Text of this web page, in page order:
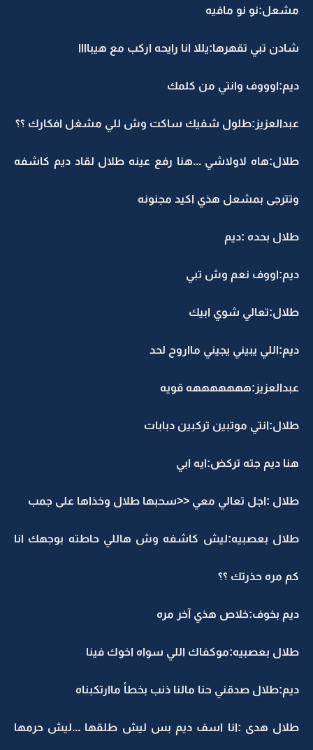
مشعل:نو نو مافيه
شادن تبي تقهرها:يللا انا رايحه اركب مع هيباااا
ديم:اوووف وانتي من كلمك
عبدالعزيز:طلول شفيك ساكت وش للي مشغل افكارك ؟؟
طلال:هاه لاولاشي ...هنا رفع عينه طلال لقاد ديم كاشفه
وتترجى بمشعل هذي اكيد مجنونه
طلال بحده :ديم
ديم:اووف نعم وش تبي
طلال:تعالي شوي ابيك
ديم:اللي يبيني يجيني مااروح لحد
عبدالعزيز:هههههههه قويه
طلال:انتي موتبين تركبين دبابات
هنا ديم جته تركض:ايه ابي
طلال :اجل تعالي معي <<سحبها طلال وخذاها على جمب
طلال بعصبيه:ليش كاشفه وش هاللي حاطته بوجهك انا
كم مره حذرتك ؟؟
ديم بخوف:خلاص هذي آخر مره
طلال بعصبيه:موكفاك اللي سواه اخوك فينا
ديم:طلال صدقني حنا مالنا ذنب بخطأ ماارتكبناه
طلال هدى :انا اسف ديم بس ليش طلقها ...ليش حرمها